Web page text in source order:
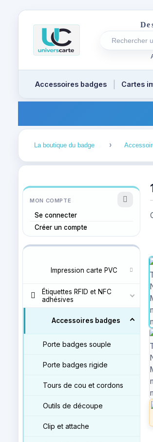
De
Accessoires badges Cartes
La boutique du badge
MON COMPTE
Se connecter
Créer un compte
Impression carte PVC
Étiquettes RFID et NFC
adhésives
Accessoires badges
Porte badges souple
Porte badges rigide
Tours de cou et cordons
Outils de découpe
Clip et attache